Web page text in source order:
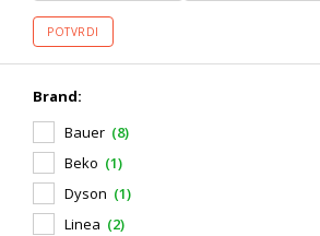
POTVRDI
Brand:
Bauer (8)
Beko (1)
Dyson (1)
Linea (2)